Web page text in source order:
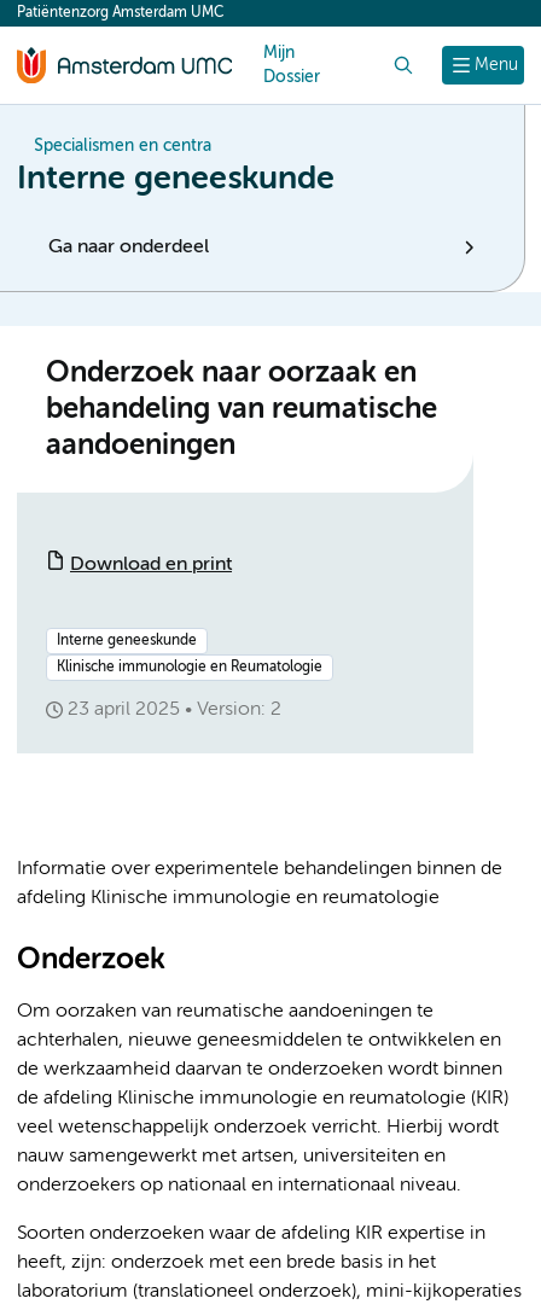
content
Menu
Patiëntenzorg Amsterdam UMC
Mijn
Dossier
Specialismen en centra
Interne geneeskunde
Ga naar onderdeel
Onderzoek naar oorzaak en
behandeling van reumatische
aandoeningen
Download en print
Interne geneeskunde
Klinische immunologie en Reumatologie
23 april 2025 Version: 2
Informatie over experimentele behandelingen binnen de
afdeling Klinische immunologie en reumatologie
Onderzoek
Om oorzaken van reumatische aandoeningen te
achterhalen, nieuwe geneesmiddelen te ontwikkelen en
de werkzaamheid daarvan te onderzoeken wordt binnen
de afdeling Klinische immunologie en reumatologie (KIR)
veel wetenschappelijk onderzoek verricht. Hierbij wordt
nauw samengewerkt met artsen, universiteiten en
onderzoekers op nationaal en internationaal niveau.
Soorten onderzoeken waar de afdeling KIR expertise in
heeft, zijn: onderzoek met een brede basis in het
laboratorium (translationeel onderzoek), mini-kijkoperaties